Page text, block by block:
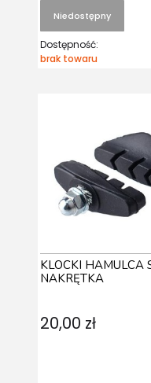
Niedostępny
Dostępność:
brak towaru
KLOCKI HAMULCA
NAKRĘTKA
20,00 zł